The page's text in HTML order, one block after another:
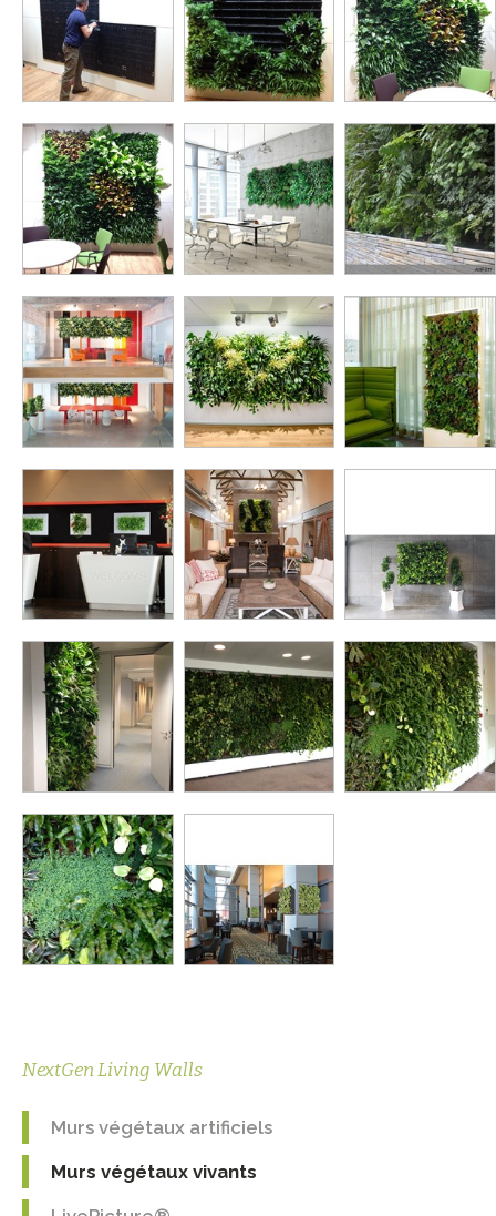
NextGen Living Walls
Murs végétaux artificiels
Murs végétaux vivants